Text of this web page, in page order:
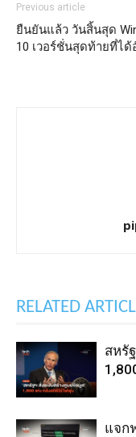
Previous article
ยืนยันแล้ว วันสิ้นสุด
10 เวอร์ชั่นสุดท้ายที่ได้
RELATED
สหรั
แจก